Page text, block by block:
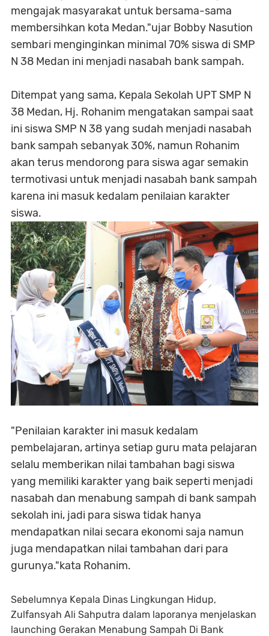
mengajak masyarakat untuk bersama-sama
membersihkan kota Medan."ujar Bobby Nasution
sembari menginginkan minimal 70% siswa di SMP
N 38 Medan ini menjadi nasabah bank sampah.
Ditempat yang sama, Kepala Sekolah UPT SMP N
38 Medan, Hj. Rohanim mengatakan sampai saat
ini siswa SMP N 38 yang sudah menjadi nasabah
bank sampah sebanyak 30%, namun Rohanim
akan terus mendorong para siswa agar semakin
termotivasi untuk menjadi nasabah bank sampah
karena ini masuk kedalam penilaian karakter
siswa.
"Penilaian karakter ini masuk kedalam
pembelajaran, artinya setiap guru mata pelajaran
selalu memberikan nilai tambahan bagi siswa
yang memiliki karakter yang baik seperti menjadi
nasabah dan menabung sampah di bank sampah
sekolah ini, jadi para siswa tidak hanya
mendapatkan nilai secara ekonomi saja namun
juga mendapatkan nilai tambahan dari para
gurunya."kata Rohanim.
Sebelumnya Kepala Dinas Lingkungan Hidup,
Zulfansyah Ali Sahputra dalam laporanya menjelaskan
launching Gerakan Menabung Sampah Di Bank